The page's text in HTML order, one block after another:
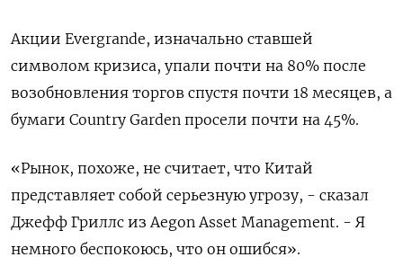
Акции Evergrande, изначально ставшей
символом кризиса, упали почти на 80% после
возобновления торгов спустя почти 18 месяцев, а
бумаги Country Garden просели почти на 45%.
«Рынок, похоже, не считает, что Китай
представляет собой серьезную угрозу, - сказал
Джефф Гриллс из Aegon Asset Management. - Я
немного беспокоюсь, что он ошибся».